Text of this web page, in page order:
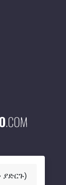
ያድርጉ)